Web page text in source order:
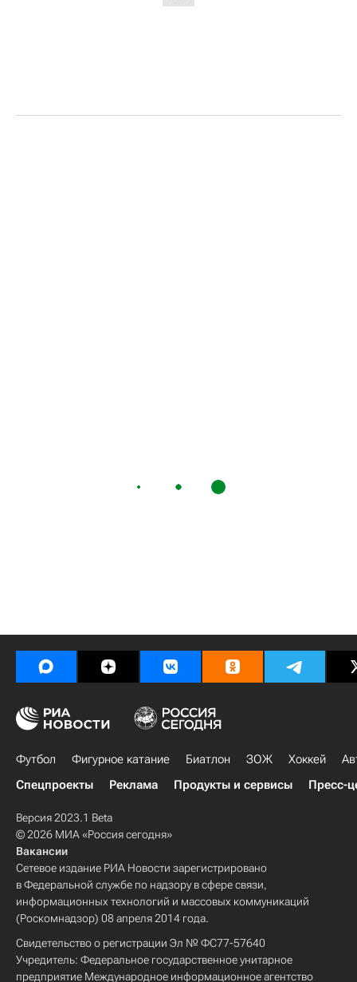
Футбол Фигурное катание Биатлон ЗОЖ Хоккей
Спецпроекты
Реклама Продукты и сервисы Пресс-
Версия 2023.1 Beta
© 2026 МИА «Россия сегодня»
Вакансии
Сетевое издание РИА Новости зарегистрировано
в Федеральной службе по надзору в сфере связи,
информационных технологий и массовых коммуникаций
(Роскомнадзор) 08 апреля 2014 года.
Свидетельство о регистрации Эл № ФС77-57640
Учредитель: Федеральное государственное унитарное
предприятие Международное информационное агентство